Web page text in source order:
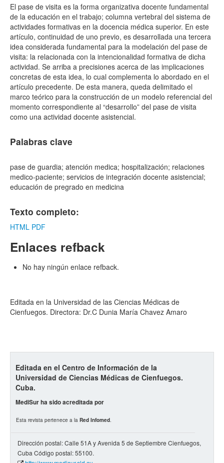
El pase de visita es la forma organizativa docente fundamental
de la educación en el trabajo; columna vertebral del sistema de
actividades formativas en la docencia médica superior. En este
artículo, continuidad de uno previo, es desarrollada una tercera
idea considerada fundamental para la modelación del pase de
visita: la relacionada con la intencionalidad formativa de dicha
actividad. Se arriba a precisiones acerca de las implicaciones
concretas de esta idea, lo cual complementa lo abordado en el
artículo precedente. De esta manera, queda delimitado el
marco teórico para la construcción de un modelo referencial del
momento correspondiente al “desarrollo” del pase de visita
como una actividad docente asistencial.
Palabras clave
pase de guardia; atención medica; hospitalización; relaciones
medico-paciente; servicios de integración docente asistencial;
educación de pregrado en medicina
Texto completo:
HTML PDF
Enlaces refback
No hay ningún enlace refback.
Editada en la Universidad de las Ciencias Médicas de
Cienfuegos. Directora: Dr.C Dunia María Chavez Amaro
Editada en el Centro de Información de la
Universidad de Ciencias Médicas de Cienfuegos.
Cuba.
MediSur ha sido acreditada por
Esta revista pertenece a la Red Infomed.
Dirección postal: Calle 51A y Avenida 5 de Septiembre Cienfuegos,
Cuba Código postal: 55100.